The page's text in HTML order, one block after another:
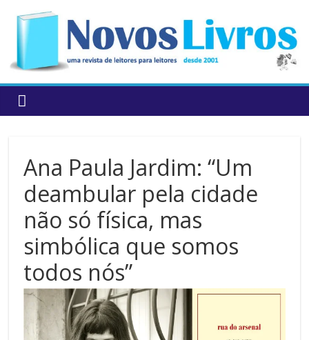
content
Ana Paula Jardim: “Um
deambular pela cidade
não só física, mas
simbólica que somos
todos nós”